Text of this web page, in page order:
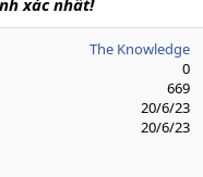
xác nhất!
The Knowledge
0
669
20/6/23
20/6/23